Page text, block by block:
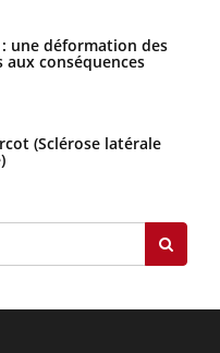
une déformation des
aux conséquences
(Sclérose latérale